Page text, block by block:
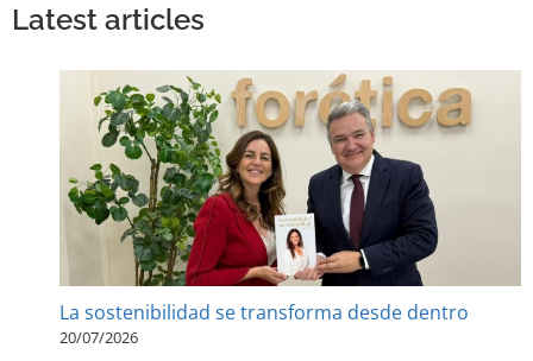
Latest articles
La sostenibilidad se transforma desde dentro
20/07/2026